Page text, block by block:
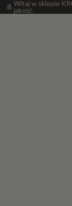
Witaj w sklepie
jakość.